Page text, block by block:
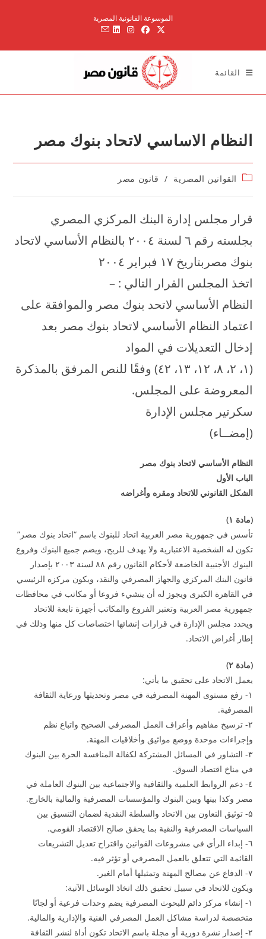
الموسوعة القانونية المصرية
القائمة
النظام الاساسي لاتحاد بنوك مصر
Postالقوانين المصرية / قانون مصر
قرار مجلس إدارة البنك المركزي المصري
بجلسته رقم ٦ لسنة ۲۰۰٤ بالنظام الأساسي لاتحاد
بنوك مصربتاريخ ۱۷ فبراير ۲۰۰٤
اتخذ المجلس القرار التالي : –
النظام الأساسي لاتحد بنوك مصر والموافقة على
اعتماد النظام الأساسي لاتحاد بنوك مصر بعد
إدخال التعديلات في المواد
(۱، ۲، ۸، ۱۲، ۱۳، ٤۲) وفقًا للنص المرفق بالمذكرة
المعروضة على المجلس.
سكرتير مجلس الإدارة
(إمضــاء)
النظام الأساسي لاتحاد بنوك مصر
الباب الأول
الشكل القانوني للاتحاد ومقره وأغراضه
(مادة ۱)
تأسس في جمهورية مصر العربية اتحاد للبنوك باسم “اتحاد بنوك مصر”
تكون له الشخصية الاعتبارية ولا يهدف للربح، ويضم جميع البنوك وفروع
البنوك الأجنبية الخاضعة لأحكام القانون رقم ۸۸ لسنة ۲۰۰۳ بإصدار
قانون البنك المركزي والجهاز المصرفي والنقد، ويكون مركزه الرئيسي
في القاهرة الكبرى ويجوز له أن ينشيء فروعا أو مكاتب في محافظات
جمهورية مصر العربية وتعتبر الفروع والمكاتب أجهزة تابعة للاتحاد
ويحدد مجلس الإدارة في قرارات إنشائها اختصاصات كل منها وذلك في
إطار أغراض الاتحاد.
(مادة۲)
يعمل الاتحاد على تحقيق ما يأتي:
۱- رفع مستوى المهنة المصرفية في مصر وتحديثها ورعاية الثقافة
المصرفية.
۲- ترسيخ مفاهيم وأعراف العمل المصرفي الصحيح واتباع نظم
وإجراءات موحدة ووضع مواثيق وأخلاقيات المهنة.
۳- التشاور في المسائل المشتركة لكفالة المنافسة الحرة بين البنوك
في مناخ اقتصاد السوق.
٤- دعم الروابط العلمية والثقافية والاجتماعية بين البنوك العاملة في
مصر وكذا بينها وبين البنوك والمؤسسات المصرفية والمالية بالخارج.
۵- توثيق التعاون بين الاتحاد والسلطة النقدية لضمان التنسيق بين
السياسات المصرفية والنقية بما يحقق صالح الاقتصاد القومي.
٦- إبداء الرأي في مشروعات القوانين واقتراح تعديل التشريعات
القائمة التي تتعلق بالعمل المصرفي أو تؤثر فيه.
۷- الدفاع عن مصالح المهنة وتمثيلها أمام الغير.
ويكون للاتحاد في سبيل تحقيق ذلك اتخاذ الوسائل الآتية:
۱- إنشاء مركز دائم للبحوث المصرفية يضم وحدات فرعية أو لجانًا
متخصصة لدراسة مشاكل العمل المصرفي الفنية والإدارية والمالية.
۲- إصدار نشرة دورية أو مجلة باسم الاتحاد تكون أداة لنشر الثقافة